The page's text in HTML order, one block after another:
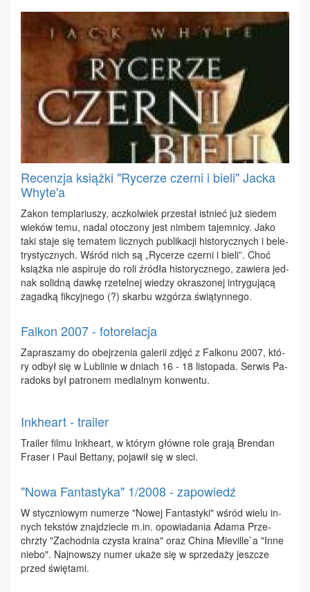
Recenzja książki "Rycerze czerni i bieli" Jacka
Whyte'a
Za­kon tem­pla­riu­szy, acz­kol­wiek prze­stał ist­nieć już sie­dem
wie­ków te­mu, na­dal oto­czo­ny jest nim­bem ta­jem­ni­cy. Ja­ko
ta­ki sta­je się te­ma­tem licz­nych pu­bli­ka­cji hi­sto­rycz­nych i be­le­
try­stycz­nych. Wśród nich są „Ry­ce­rze czer­ni i bie­li”. Choć
książ­ka nie aspi­ru­je do ro­li źró­dła hi­sto­rycz­ne­go, za­wie­ra jed­
nak so­lid­ną daw­kę rze­tel­nej wie­dzy okra­szo­nej in­try­gu­ją­cą
za­gad­ką fik­cyj­ne­go (?) skar­bu wzgó­rza świą­tyn­ne­go.
Falkon 2007 - fotorelacja
Za­pra­sza­my do obej­rze­nia ga­le­rii zdjęć z Fal­ko­nu 2007, któ­
ry od­był się w Lu­bli­nie w dniach 16 - 18 li­sto­pa­da. Ser­wis Pa­
ra­doks był pa­tro­nem me­dial­nym kon­wen­tu.
Inkheart - trailer
Tra­iler fil­mu In­khe­art, w któ­rym głów­ne ro­le gra­ją Bren­dan
Fra­ser i Paul Bet­ta­ny, po­ja­wił się w sie­ci.
"Nowa Fantastyka" 1/2008 - zapowiedź
W stycz­nio­wym nu­me­rze "No­wej Fan­ta­sty­ki" wśród wie­lu in­
nych tek­stów znaj­dzie­cie m.​in. opo­wia­da­nia Ada­ma Prze­
chrzty "Za­chod­nia czy­sta kra­ina" oraz Chi­na Mie­vil­le`a "In­ne
nie­bo". Naj­now­szy nu­mer uka­że się w sprze­da­ży jesz­cze
przed świę­ta­mi.